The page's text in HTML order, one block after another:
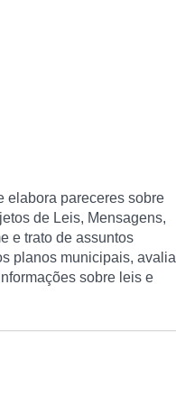
elabora pareceres sobre
de Leis, Mensagens,
e trato de assuntos
planos municipais, avalia
sobre leis e